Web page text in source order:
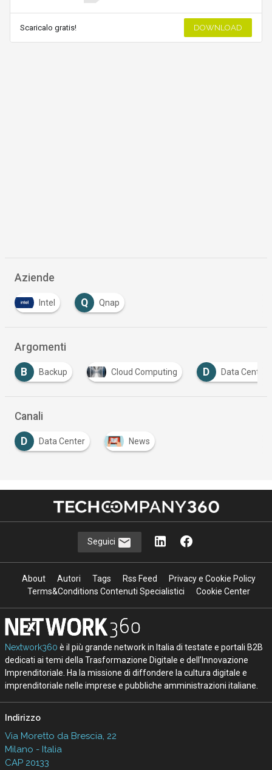
Scaricalo gratis! DOWNLOAD
Aziende
Intel Q Qnap
Argomenti
B Backup Cloud Computing D Data Center
Canali
D Data Center News
Seguici
About Autori Tags Rss Feed
Privacy e Cookie Policy
Terms&Conditions Contenuti Specialistici
Cookie Center
Nextwork360 è il più grande network in Italia di testate e portali B2B
dedicati ai temi della Trasformazione Digitale e dell’Innovazione
Imprenditoriale. Ha la missione di diffondere la cultura digitale e
imprenditoriale nelle imprese e pubbliche amministrazioni italiane.
Indirizzo
Via Moretto da Brescia, 22
Milano - Italia
CAP 20133